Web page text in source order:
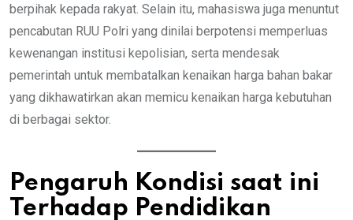
berpihak kepada rakyat. Selain itu, mahasiswa juga menuntut
pencabutan RUU Polri yang dinilai berpotensi memperluas
kewenangan institusi kepolisian, serta mendesak
pemerintah untuk membatalkan kenaikan harga bahan bakar
yang dikhawatirkan akan memicu kenaikan harga kebutuhan
di berbagai sektor.
Pengaruh Kondisi saat ini
Terhadap Pendidikan